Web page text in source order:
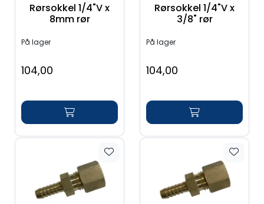
Rørsokkel 1/4"V x
8mm rør
På lager
104,00
Rørsokkel 1/4"V x
3/8" rør
På lager
104,00